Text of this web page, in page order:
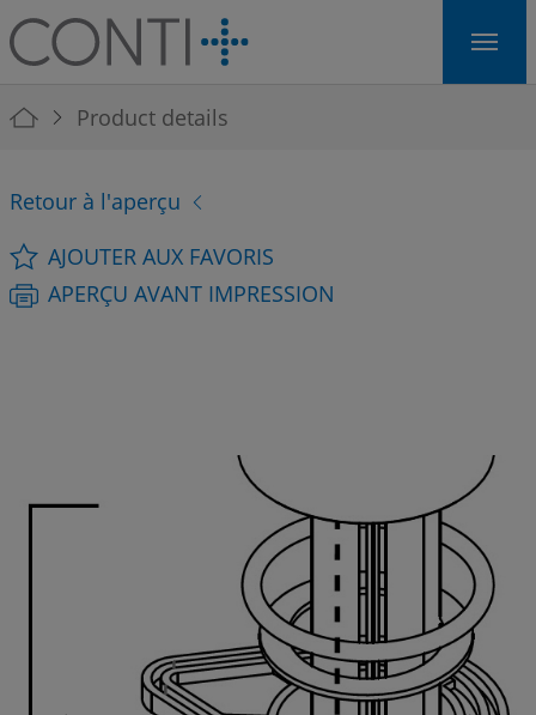
Skip to main navigation
Skip to main content
Skip to page footer
You are here:
Product details
Retour à l'aperçu
AJOUTER AUX FAVORIS
APERÇU AVANT IMPRESSION